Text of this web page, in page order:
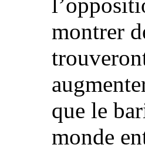
montrer
que le
monde